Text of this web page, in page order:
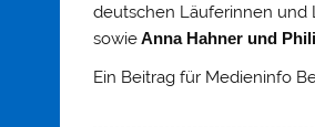
deutschen Läuferinnen und
sowieAnna Hahner und
Ein Beitrag für Medieninfo